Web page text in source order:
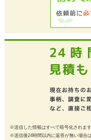
※送信した情報はすべて暗号化されま
※送信後24時間以内に返答が無い場合